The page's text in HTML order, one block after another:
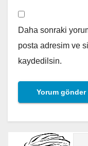
Daha sonraki
posta adresim ve
kaydedilsin.